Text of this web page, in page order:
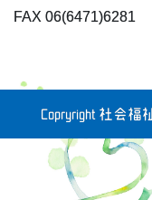
FAX 06(6471)6281
Copryright 社会福